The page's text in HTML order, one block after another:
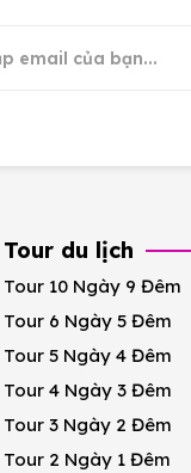
Tour du lịch
Tour 10 Ngày 9 Đêm
Tour 6 Ngày 5 Đêm
Tour 5 Ngày 4 Đêm
Tour 4 Ngày 3 Đêm
Tour 3 Ngày 2 Đêm
Tour 2 Ngày 1 Đêm